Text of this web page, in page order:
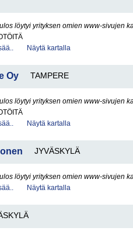
löytyi yrityksen omien www-sivujen
Näytä kartalla
Oy TAMPERE
löytyi yrityksen omien www-sivujen
Näytä kartalla
JYVÄSKYLÄ
löytyi yrityksen omien www-sivujen
Näytä kartalla